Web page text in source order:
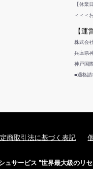
【休業
＜＜＜
【運
株式会
兵庫県
神戸国
■適格
商取引法に基づく表記
サービス “世界最大級のリ